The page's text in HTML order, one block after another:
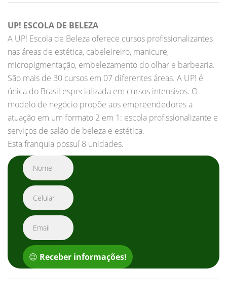
UP! ESCOLA DE BELEZA
A UP! Escola de Beleza oferece cursos profissionalizantes
nas áreas de estética, cabeleireiro, manicure,
micropigmentação, embelezamento do olhar e barbearia.
São mais de 30 cursos em 07 diferentes áreas. A UP! é
única do Brasil especializada em cursos intensivos. O
modelo de negócio propõe aos empreendedores a
atuação em um formato 2 em 1: escola profissionalizante e
serviços de salão de beleza e estética.
Esta franquia possuí 8 unidades.
😉 Receber informações!